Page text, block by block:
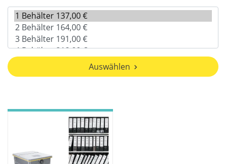
Auswählen